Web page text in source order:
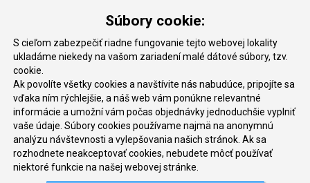
Súbory cookie:
S cieľom zabezpečiť riadne fungovanie tejto webovej lokality
ukladáme niekedy na vašom zariadení malé dátové súbory, tzv.
cookie.
Ak povolíte všetky cookies a navštívite nás nabudúce, pripojíte sa
vďaka ním rýchlejšie, a náš web vám ponúkne relevantné
informácie a umožní vám počas objednávky jednoduchšie vyplniť
vaše údaje. Súbory cookies používame najmä na anonymnú
analýzu návštevnosti a vylepšovania našich stránok. Ak sa
rozhodnete neakceptovať cookies, nebudete môcť používať
niektoré funkcie na našej webovej stránke.
Partneri
Kontakt
QM Slovakia, s.r.o
Jégého 5/11